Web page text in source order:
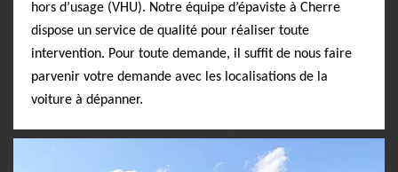
hors d’usage (VHU). Notre équipe d’épaviste à Cherre
dispose un service de qualité pour réaliser toute
intervention. Pour toute demande, il suffit de nous faire
parvenir votre demande avec les localisations de la
voiture à dépanner.